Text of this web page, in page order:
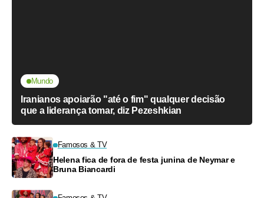
Mundo
Iranianos apoiarão "até o fim" qualquer decisão
que a liderança tomar, diz Pezeshkian
Famosos & TV
Helena fica de fora de festa junina de Neymar e
Bruna Biancardi